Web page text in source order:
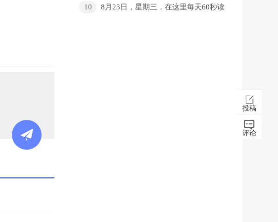
投稿
评论
10
8月23日，星期三，在这里每天60秒读